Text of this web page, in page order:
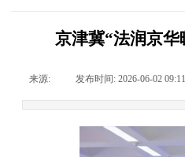
京津冀“法润京
来源: 发布时间: 2026-06-02